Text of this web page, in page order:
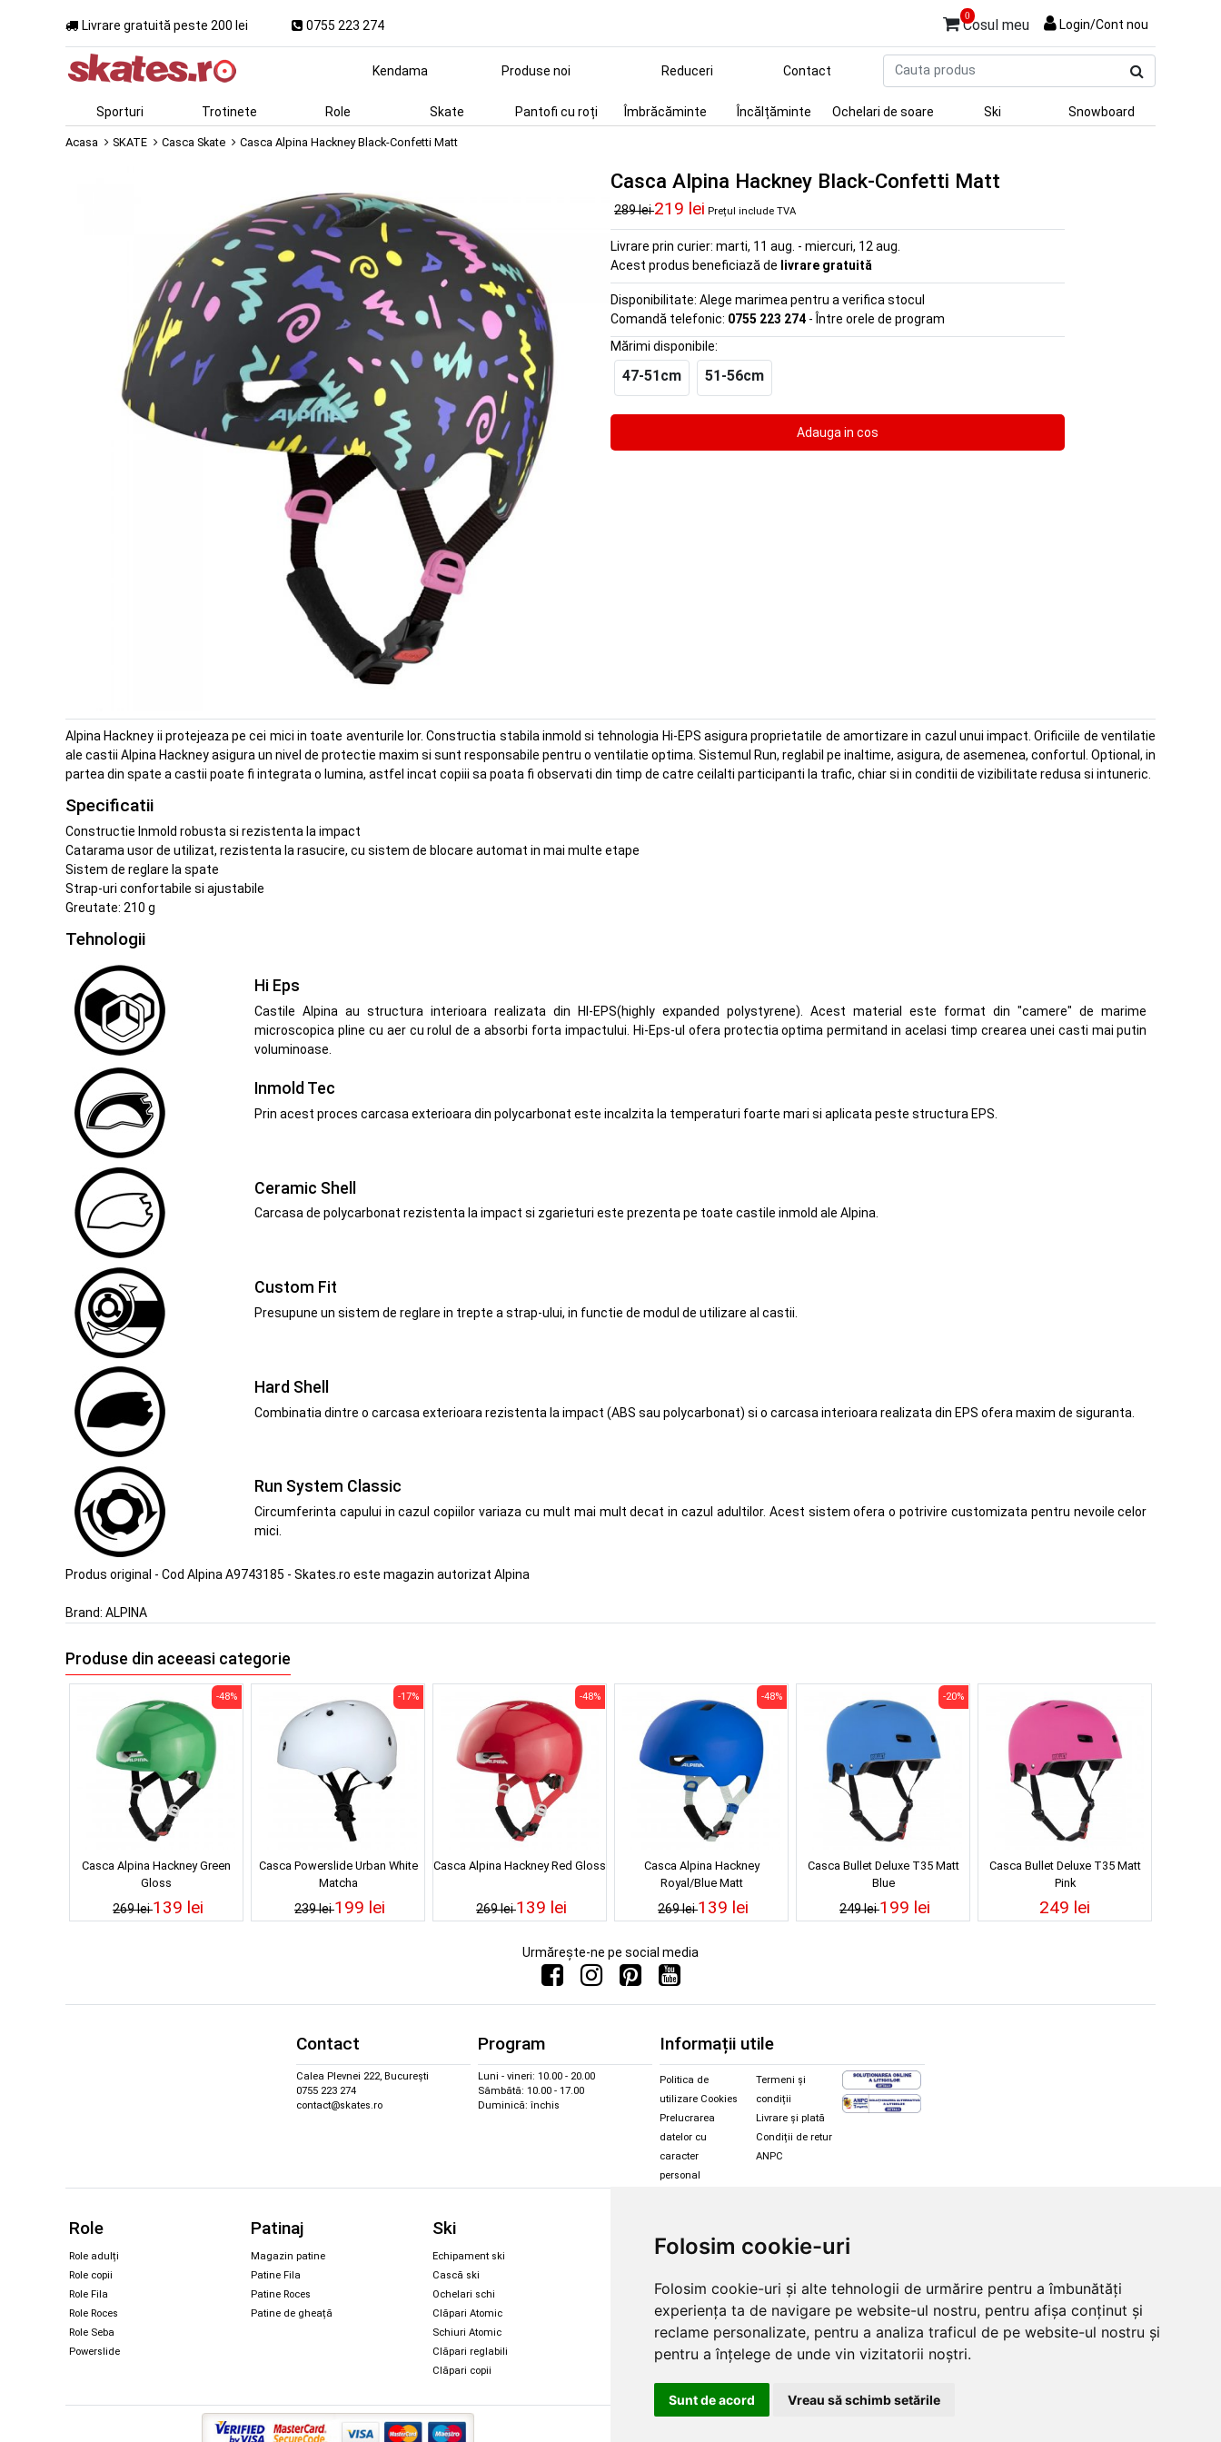
Folosim cookie-uri
Folosim cookie-uri și alte tehnologii de urmărire pentru a îmbunătăți
experiența ta de navigare pe website-ul nostru, pentru afișa conținut și
reclame personalizate, pentru a analiza traficul de pe website-ul nostru și
pentru a înțelege de unde vin vizitatorii noștri.
Sunt de acord Vreau să schimb setările
Livrare gratuită peste 200 lei 0755 223 274
0
Cosul meu Login/Cont nou
produs
Kendama Produse noi Reduceri Contact
Sporturi Trotinete Role Skate Pantofi cu roți Îmbrăcăminte Încălțăminte Ochelari de soare Ski Snowboard
Acasa SKATE Casca Skate Casca Alpina Hackney Black-Confetti Matt
Casca Alpina Hackney Black-Confetti Matt
289 lei219 lei Prețul include TVA
Livrare prin curier: marti, 11 aug. - miercuri, 12 aug.
Acest produs beneficiază de livrare gratuită
Disponibilitate: Alege marimea pentru a verifica stocul
Comandă telefonic: 0755 223 274 - Între orele de program
Mărimi disponibile:
47-51cm 51-56cm
Alpina Hackney ii protejeaza pe cei mici in toate aventurile lor. Constructia stabila inmold si tehnologia Hi-EPS asigura proprietatile de amortizare in cazul unui impact. Orificiile de ventilatie
ale castii Alpina Hackney asigura un nivel de protectie maxim si sunt responsabile pentru o ventilatie optima. Sistemul Run, reglabil pe inaltime, asigura, de asemenea, confortul. Optional, in
partea din spate a castii poate fi integrata o lumina, astfel incat copiii sa poata fi observati din timp de catre ceilalti participanti la trafic, chiar si in conditii de vizibilitate redusa si intuneric.
Specificatii
Constructie Inmold robusta si rezistenta la impact
Catarama usor de utilizat, rezistenta la rasucire, cu sistem de blocare automat in mai multe etape
Sistem de reglare la spate
Strap-uri confortabile si ajustabile
Greutate: 210 g
Tehnologii
Hi Eps
Castile Alpina au structura interioara realizata din HI-EPS(highly expanded polystyrene). Acest material este format din "camere" de marime
microscopica pline cu aer cu rolul de a absorbi forta impactului. Hi-Eps-ul ofera protectia optima permitand in acelasi timp crearea unei casti mai putin
voluminoase.
Inmold Tec
Prin acest proces carcasa exterioara din polycarbonat este incalzita la temperaturi foarte mari si aplicata peste structura EPS.
Ceramic Shell
Carcasa de polycarbonat rezistenta la impact si zgarieturi este prezenta pe toate castile inmold ale Alpina.
Custom Fit
Presupune un sistem de reglare in trepte a strap-ului, in functie de modul de utilizare al castii.
Hard Shell
Combinatia dintre o carcasa exterioara rezistenta la impact (ABS sau polycarbonat) si o carcasa interioara realizata din EPS ofera maxim de siguranta.
Run System Classic
Circumferinta capului in cazul copiilor variaza cu mult mai mult decat in cazul adultilor. Acest sistem ofera o potrivire customizata pentru nevoile celor
mici.
Produs original - Cod Alpina A9743185 - Skates.ro este magazin autorizat Alpina
Brand: ALPINA
Produse din aceeasi categorie
Casca Alpina Hackney Green
Gloss
269 lei
-48%
139 lei
Casca Powerslide Urban White
Matcha
239 lei
-17%
199 lei
Casca Alpina Hackney Red Gloss
269 lei
-48%
139 lei
Casca Alpina Hackney
Royal/Blue Matt
269 lei
-48%
139 lei
Casca Bullet Deluxe T35 Matt
Blue
249 lei
-20%
199 lei
Casca Bullet Deluxe T35 Matt
Pink
249 lei
Urmărește-ne pe social media
Contact
Calea Plevnei 222, București
0755 223 274
contact@skates.ro
Program
Luni - vineri: 10.00 - 20.00
Sâmbătă: 10.00 - 17.00
Duminică: închis
Informații utile
Politica de
utilizare Cookies
Prelucrarea
datelor cu
caracter
personal
Termeni și
condiții
Livrare și plată
Condiții de retur
ANPC
Role
Role adulți
Role copii
Role Fila
Role Roces
Role Seba
Powerslide
Patinaj
Magazin patine
Patine Fila
Patine Roces
Patine de gheață
Ski
Echipament ski
Cască ski
Ochelari schi
Clăpari Atomic
Schiuri Atomic
Clăpari reglabili
Clăpari copii
Magazin snowboard
Legături Rome SDS
Skate & longboard
Santa Cruz
Îmbrăcăminte schi și snowboard
Căști și ochelari Alpina
Ochelari Oakley
Ochelari Alpina
Ochelari de soare Oakley
Ochelari de soare Alpina
Intretinere manusi